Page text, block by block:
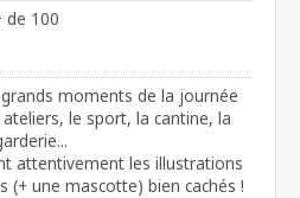
de 100
moments de la journée
le sport, la cantine, la
attentivement les illustrations
une mascotte) bien cachés !